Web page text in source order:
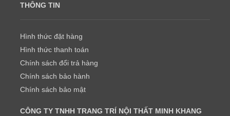
THÔNG TIN
Hình thức đặt hàng
Hình thức thanh toán
Chính sách đổi trả hàng
Chính sách bảo hành
Chính sách bảo mật
CÔNG TY TNHH TRANG TRÍ NỘI THẤT MINH KHANG